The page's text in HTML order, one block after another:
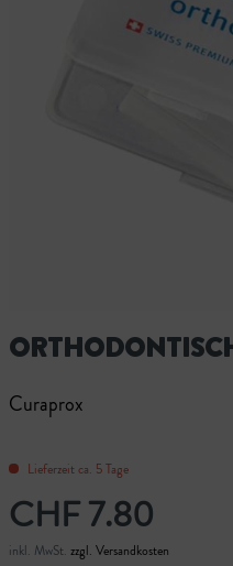
Curaprox
Lieferzeit ca. 5 Tage
CHF 7.80
inkl. MwSt. zzgl. Versandkosten